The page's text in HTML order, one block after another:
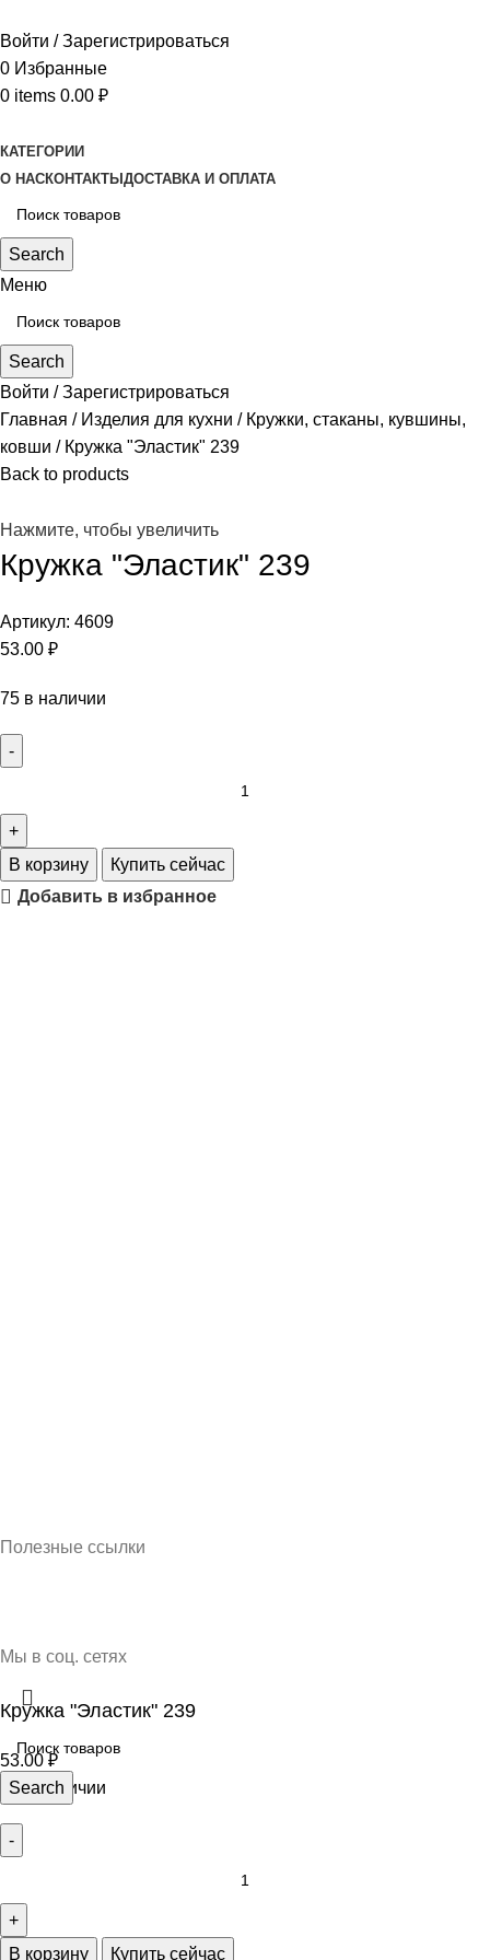
Войти / Зарегистрироваться
0 Избранные
0 items 0.00 ₽
КАТЕГОРИИ
О НАСКОНТАКТЫ ДОСТАВКА И ОПЛАТА
Search
Меню
Search
Войти / Зарегистрироваться
Главная
Изделия для кухни
Кружки, стаканы, кувшины,
ковши
Кружка "Эластик" 239
Back to products
Нажмите, чтобы увеличить
Кружка "Эластик" 239
Артикул: 4609
53.00 ₽
75 в наличии
В корзину
Купить сейчас
Добавить в избранное
Полезные ссылки
Мы в соц. сетях
Search
Кружка "Эластик" 239
53.00 ₽
75 в наличии
В корзину Купить сейчас